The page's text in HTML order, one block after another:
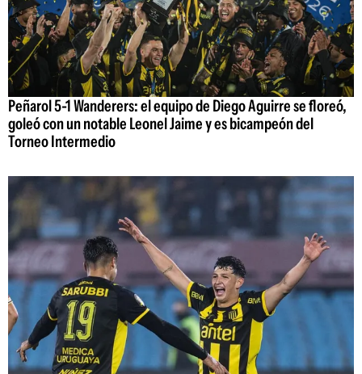
Peñarol 5-1 Wanderers: el equipo de Diego Aguirre se floreó,
goleó con un notable Leonel Jaime y es bicampeón del
Torneo Intermedio